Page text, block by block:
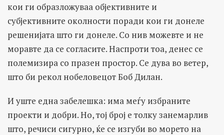
кои ги образложуваа објективните и
субјективните околности поради кои ги донеле
решенијата што ги донеле. Со нив можевте и не
моравте да се согласите. Наспроти тоа, денес се
полемизира со празен простор. Се дува во ветер,
што би рекол нобеловецот Боб Дилан.
И уште една забелешка: има меѓу избраните
проекти и добри. Но, тој број е толку занемарлив
што, речиси сигурно, ќе се изгуби во морето на